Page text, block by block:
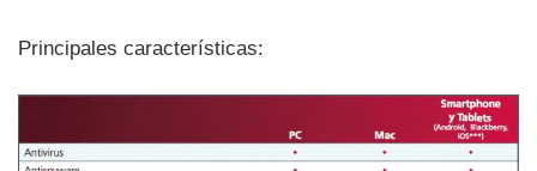
Principales caracterí­sticas: